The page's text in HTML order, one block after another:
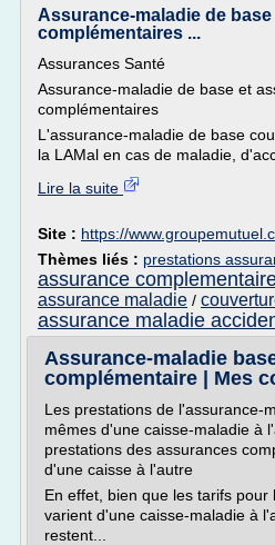
Assurance-maladie de
complémentaires ...
Assurances Santé
Assurance-maladie de base et
complémentaires
L'assurance-maladie de base
la LAMal en cas de maladie,
Lire la suite
Site : https://
Thèmes liés : prestations
assurance
assurance maladie /
assurance maladie
Assurance-maladie
complémentaire | Mes
Les prestations de l'assurance-
mêmes d'une caisse-maladie à
prestations des assurances
d'une caisse à l'autre
En effet, bien que les tarifs pour
varient d'une caisse-maladie à
restent...